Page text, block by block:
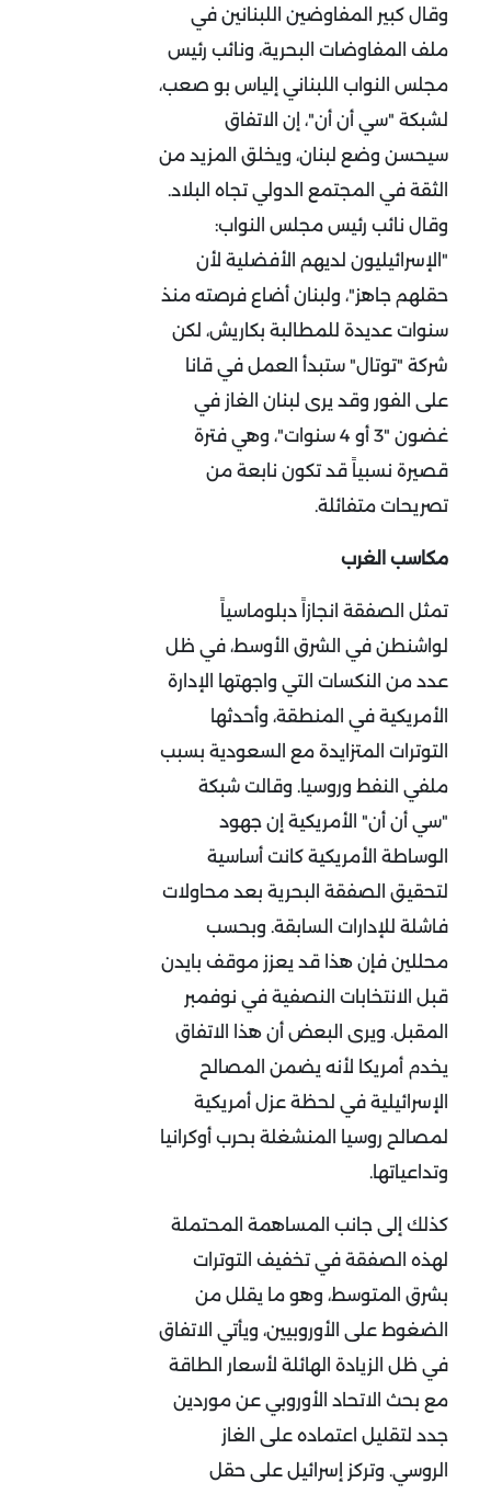
وقال كبير المفاوضين اللبنانين في
ملف المفاوضات البحرية، ونائب رئيس
مجلس النواب اللبناني إلياس بو صعب،
لشبكة "سي أن أن"، إن الاتفاق
سيحسن وضع لبنان، ويخلق المزيد من
الثقة في المجتمع الدولي تجاه البلاد.
وقال نائب رئيس مجلس النواب:
"الإسرائيليون لديهم الأفضلية لأن
حقلهم جاهز"، ولبنان أضاع فرصته منذ
سنوات عديدة للمطالبة بكاريش، لكن
شركة "توتال" ستبدأ العمل في قانا
على الفور وقد يرى لبنان الغاز في
غضون "3 أو 4 سنوات"، وهي فترة
قصيرة نسبياً قد تكون نابعة من
تصريحات متفائلة.
مكاسب الغرب
تمثل الصفقة انجازاً دبلوماسياً
لواشنطن في الشرق الأوسط، في ظل
عدد من النكسات التي واجهتها الإدارة
الأمريكية في المنطقة، وأحدثها
التوترات المتزايدة مع السعودية بسبب
ملفي النفط وروسيا. وقالت شبكة
"سي أن أن" الأمريكية إن جهود
الوساطة الأمريكية كانت أساسية
لتحقيق الصفقة البحرية بعد محاولات
فاشلة للإدارات السابقة. وبحسب
محللين فإن هذا قد يعزز موقف بايدن
قبل الانتخابات النصفية في نوفمبر
المقبل. ويرى البعض أن هذا الاتفاق
يخدم أمريكا لأنه يضمن المصالح
الإسرائيلية في لحظة عزل أمريكية
لمصالح روسيا المنشغلة بحرب أوكرانيا
وتداعياتها.
كذلك إلى جانب المساهمة المحتملة
لهذه الصفقة في تخفيف التوترات
بشرق المتوسط، وهو ما يقلل من
الضغوط على الأوروبيين، ويأتي الاتفاق
في ظل الزيادة الهائلة لأسعار الطاقة
مع بحث الاتحاد الأوروبي عن موردين
جدد لتقليل اعتماده على الغاز
الروسي. وتركز إسرائيل على حقل